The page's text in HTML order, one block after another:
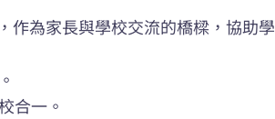
作為家長與學校交流的橋樑，協助學
合一。